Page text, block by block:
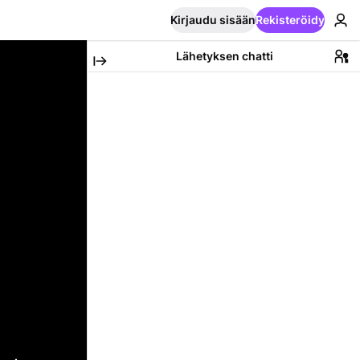
Kirjaudu sisäänRekisteröidy
Lähetyksen chatti